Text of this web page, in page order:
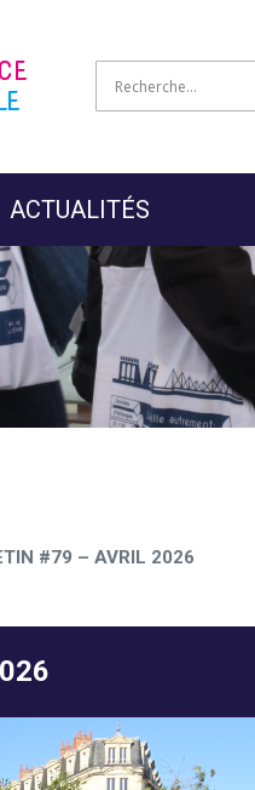
ACTUALITÉS
#79 – AVRIL 2026